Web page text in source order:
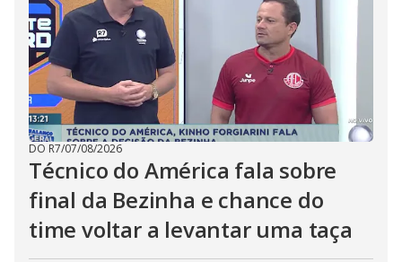
DO R7/07/08/2026
Técnico do América fala sobre
final da Bezinha e chance do
time voltar a levantar uma taça